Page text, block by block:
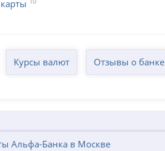
Курсы валют Отзывы о банке
Альфа-Банка в Москве